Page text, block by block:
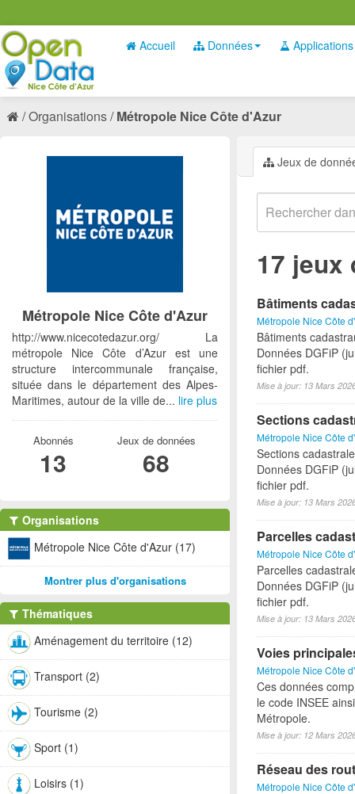
Accueil Données Applications
Organisations Métropole Nice Côte d'Azur
Jeux de
17 jeux
Bâtiments
Métropole Nice Côte
Bâtiments
Données DGFiP
fichier pdf.
Mise à jour: 13 Mars
Sections
Métropole Nice Côte
Sections
Données DGFiP
fichier pdf.
Mise à jour: 13 Mars
Parcelles
Métropole Nice Côte
Parcelles
Données DGFiP
fichier pdf.
Mise à jour: 13 Mars
Voies
Métropole Nice Côte
Ces données
le code INSEE
Métropole.
Mise à jour: 12 Mars
Réseau des
Métropole Nice Côte
Métropole Nice Côte d'Azur
http://www.nicecotedazur.org/ La
métropole Nice Côte d’Azur est une
structure intercommunale française,
située dans le département des Alpes-
Maritimes, autour de la ville de... lire plus
Abonnés
13
Jeux de données
68
Organisations
Métropole Nice Côte d'Azur (17)
Montrer plus d'organisations
Thématiques
Aménagement du territoire (12)
Transport (2)
Tourisme (2)
Sport (1)
Loisirs (1)